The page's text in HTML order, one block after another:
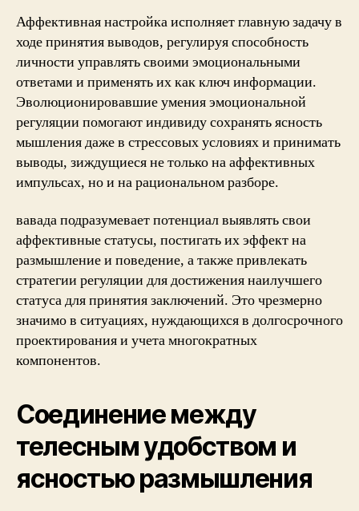
Аффективная настройка исполняет главную задачу в
ходе принятия выводов, регулируя способность
личности управлять своими эмоциональными
ответами и применять их как ключ информации.
Эволюционировавшие умения эмоциональной
регуляции помогают индивиду сохранять ясность
мышления даже в стрессовых условиях и принимать
выводы, зиждущиеся не только на аффективных
импульсах, но и на рациональном разборе.
вавада подразумевает потенциал выявлять свои
аффективные статусы, постигать их эффект на
размышление и поведение, а также привлекать
стратегии регуляции для достижения наилучшего
статуса для принятия заключений. Это чрезмерно
значимо в ситуациях, нуждающихся в долгосрочного
проектирования и учета многократных
компонентов.
Соединение между
телесным удобством и
ясностью размышления